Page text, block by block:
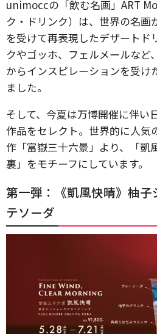
unimoccの「飲む名画」ART
ク・ドリンク）は、世界の名画
を受けて再表現したデザートド
クやゴッホ、フェルメールなど
からインスピレーションを受け
ました。
そして、今夏は万博開催に伴い
作品をセレクト。世界的に人気
作「富嶽三十六景」より、「凱
裏」をモチーフにしています。
第一弾：《凱風快晴》柚子
テソーダ